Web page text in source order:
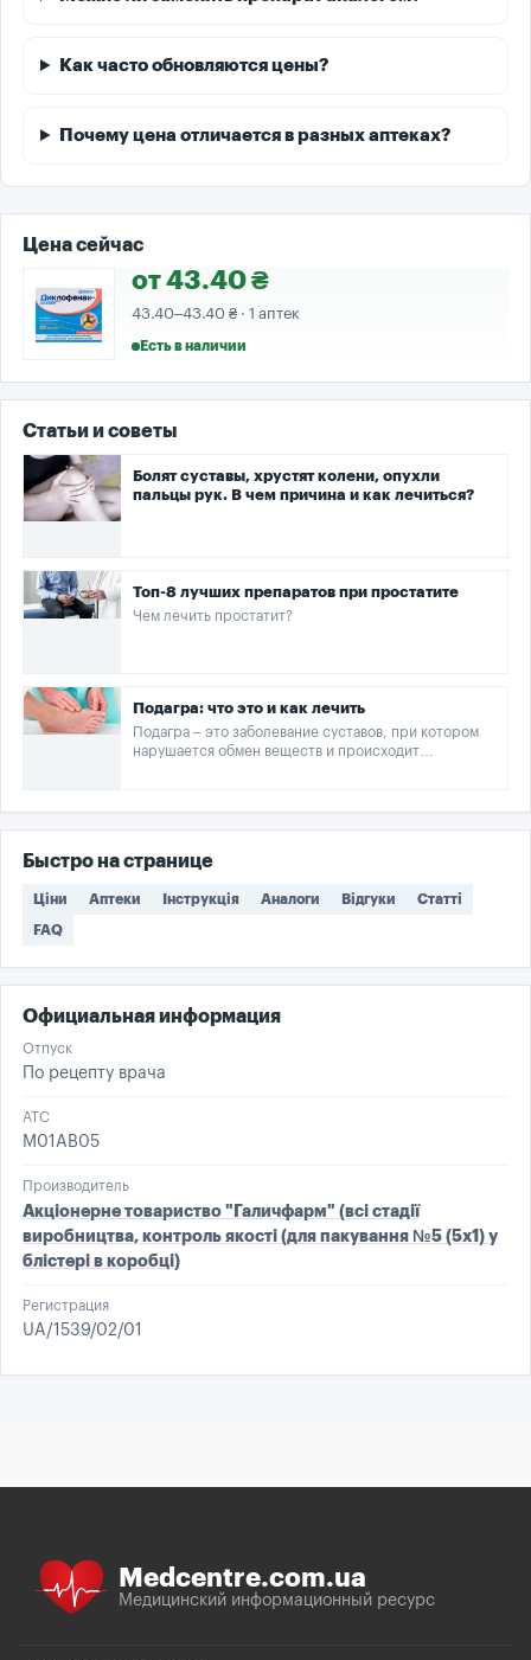
Как часто обновляются цены?
Почему цена отличается в разных аптеках?
Цена сейчас
от 43.40 ₴
43.40–43.40 ₴ · 1 аптек
Есть в наличии
Статьи и советы
Болят суставы, хрустят колени, опухли
пальцы рук. В чем причина и как лечиться?
Топ-8 лучших препаратов при простатите
Чем лечить простатит?
Подагра: что это и как лечить
Подагра – это заболевание суставов, при котором
нарушается обмен веществ и происходит
Быстро на странице
Ціни Аптеки Інструкція Аналоги Відгуки Статті
FAQ
Официальная информация
Отпуск
По рецепту врача
ATC
M01AB05
Производитель
Акціонерне товариство "Галичфарм" (всі стадії
виробництва, контроль якості (для пакування №5 (5х1) у
блістері в коробці)
Регистрация
UA/1539/02/01
Medcentre.com.ua
Медицинский информационный ресурс